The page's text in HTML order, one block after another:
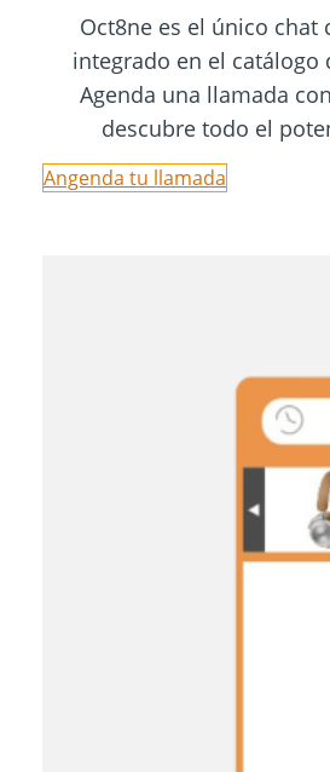
Oct8ne es el único chat
integrado en el catálogo
Agenda una llamada
descubre todo el
Angenda tu llamada